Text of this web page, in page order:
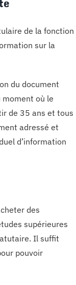
de la fonction
sur la
du document
où le
de 35 ans et tous
adressé et
d’information
des
supérieures
Il suffit
pouvoir